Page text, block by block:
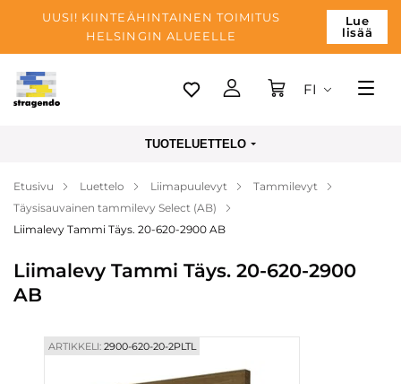
UUSI! KIINTEÄHINTAINEN TOIMITUS
HELSINGIN ALUEELLE
Lue
lisää
Tallinn
Maksu
Yrityksen
Blogi
Yhteystiedot
FI
TUOTELUETTELO
Etusivu Luettelo Liimapuulevyt
Tammilevyt
Täysisauvainen tammilevy Select (AB)
Liimalevy Tammi Täys. 20-620-2900 AB
Liimalevy Tammi Täys. 20-620-2900
AB
ARTIKKELI:2900-620-20-2PLTL